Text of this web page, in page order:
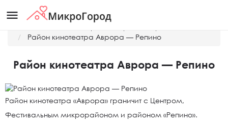
menu
Район кинотеатра Аврора — Репино
Район кинотеатра Аврора — Репино
Район кинотеатра «Аврора» граничит с Центром,
Фестивальным микрорайоном и районом «Репино».